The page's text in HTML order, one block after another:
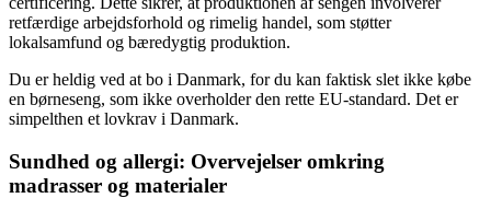
retfærdige arbejdsforhold og rimelig handel, som støtter
lokalsamfund og bæredygtig produktion.
Du er heldig ved at bo i Danmark, for du kan faktisk slet ikke købe
en børneseng, som ikke overholder den rette EU-standard. Det er
simpelthen et lovkrav i Danmark.
Sundhed og allergi: Overvejelser omkring
madrasser og materialer